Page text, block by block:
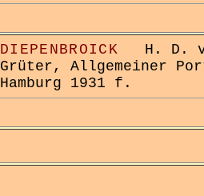
DIEPENBROICK H. D.
Grüter, Allgemeiner
Hamburg 1931 f.